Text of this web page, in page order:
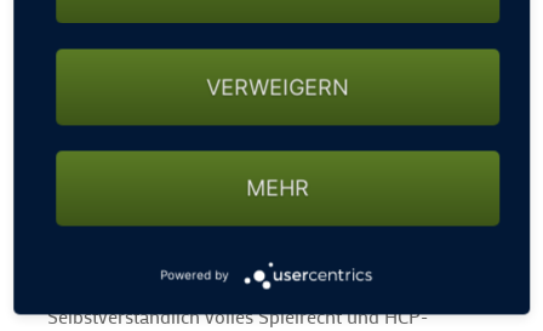
Jetzt eine Fern-, Zweit- oder Vollmitgliedschaft für
2019 beginnen und den Rest des Jahres kostenlos auf
unserer Anlage spielen.
Eine Fernmitgliedschaft kann jeder Hamburger oder
aus der Hamburger Umgebung kommende Golfer
erlangen. Wer noch weiter entfernt wohnt hat diese
Möglichkeit selbstverständlich auch.
Selbstverständlich volles Spielrecht und HCP-
VERWEIGERN
MEHR
Powered by